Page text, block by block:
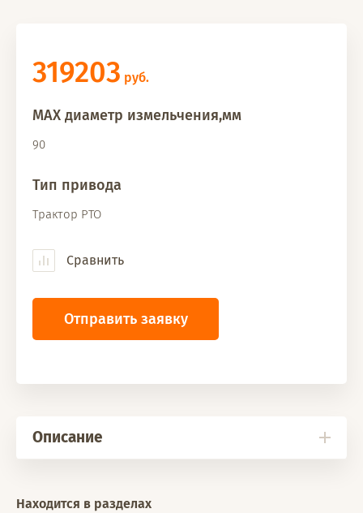
319203 руб.
MAX диаметр измельчения,мм
90
Тип привода
Трактор PTO
Сравнить
Отправить заявку
Описание
Находится в разделах